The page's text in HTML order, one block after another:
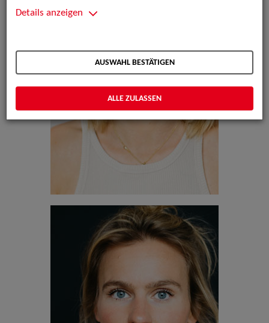
Details anzeigen
AUSWAHL BESTÄTIGEN
ALLE ZULASSEN